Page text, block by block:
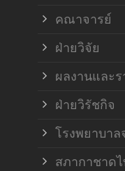
คณาจารย์
ฝ่ายวิจัย
ผลงานและร
ฝ่ายวิรัชกิจ
โรงพยาบา
สภากาชาด